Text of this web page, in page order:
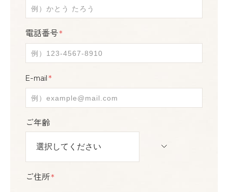
電話番号＊
E-mail ＊
ご年齢
ご住所＊